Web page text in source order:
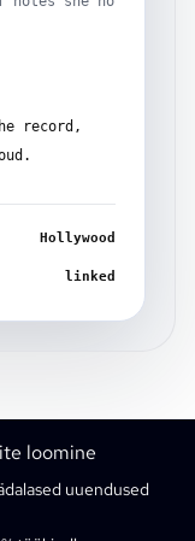
record,
Hollywood
linked
loomine
uuendused